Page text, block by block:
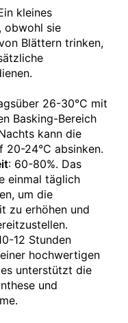
kleines
obwohl sie
Blättern trinken,
26-30°C mit
Basking-Bereich
kann die
20-24°C absinken.
: 60-80%. Das
einmal täglich
um die
zu erhöhen und
12 Stunden
hochwertigen
unterstützt die
und